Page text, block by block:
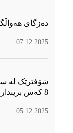
دەزگای
07.12.2025
شۆفێرێک لە
8 کەس برینداربوون
05.12.2025